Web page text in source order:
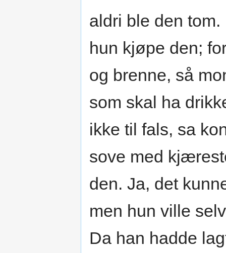
aldri ble den
hun kjøpe den;
og brenne, så
som skal ha
ikke til fals, sa
sove med
den. Ja, det
men hun ville
Da han hadde